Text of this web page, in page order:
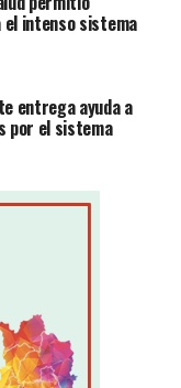
intenso sistema
entrega ayuda a
por el sistema